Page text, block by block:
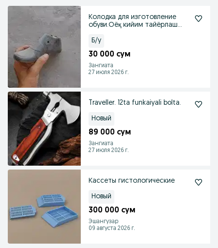
Колодка для изготовление
обуви.Оёқ кийим тайёрлаш
Б/у
30 000 сум
Зангиата
27 июля 2026 г.
Traveller. 12ta funkaiyali bolta.
Новый
89 000 сум
Зангиата
27 июля 2026 г.
Кассеты гистологические
Новый
300 000 сум
Эшангузар
09 августа 2026 г.